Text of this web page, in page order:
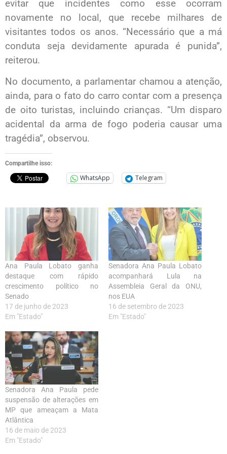
evitar que incidentes como esse ocorram
novamente no local, que recebe milhares de
visitantes todos os anos. “Necessário que a má
conduta seja devidamente apurada é punida”,
reiterou.
No documento, a parlamentar chamou a atenção,
ainda, para o fato do carro contar com a presença
de oito turistas, incluindo crianças. “Um disparo
acidental da arma de fogo poderia causar uma
tragédia”, observou.
Compartilhe isso:
WhatsApp Telegram
Ana Paula Lobato ganha
destaque com rápido
crescimento político no
Senado
17 de junho de 2023
Em "Estado"
Senadora Ana Paula Lobato
acompanhará Lula na
Assembleia Geral da ONU,
nos EUA
16 de setembro de 2023
Em "Estado"
Senadora Ana Paula pede
suspensão de alterações em
MP que ameaçam a Mata
Atlântica
16 de maio de 2023
Em "Estado"